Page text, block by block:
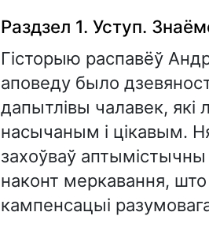
Раздзел 1. Уступ.
Гісторыю распавёў
аповеду было
дапытлівы чалавек,
насычаным і цікавым.
захоўваў
наконт меркавання,
кампенсацыі